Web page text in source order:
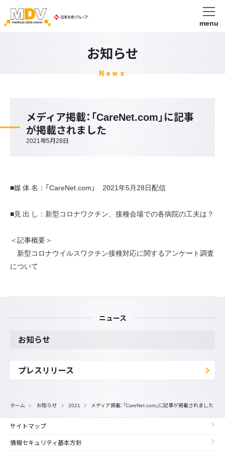
menu
お知らせ
News
メディア掲載：「CareNet.com」に記事
が掲載されました
2021年5月28日
■媒 体 名：「CareNet.com」 2021年5月28日配信
■見 出 し：新型コロナワクチン、接種会場での各病院の工夫は？
＜記事概要＞
新型コロナウイルスワクチン接種対応に関するアンケート調査
について
ニュース
お知らせ
プレスリリース
ホーム お知らせ 2021 メディア掲載：「CareNet.com」に記事が掲載されました
サイトマップ
情報セキュリティ基本方針